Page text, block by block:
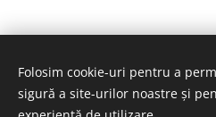
Folosim cookie-uri pentru a
sigură a site-urilor noastre și